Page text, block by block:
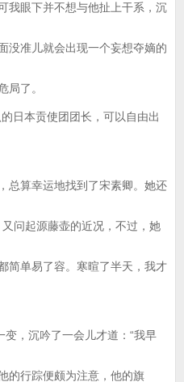
我眼下并不想与他扯上干系，沉
没准儿就会出现一个妄想夺嫡的
局了。
日本贡使团团长，可以自由出
总算幸运地找到了宋素卿。她还
又问起源藤壶的近况，不过，她
简单易了容。寒暄了半天，我才
变，沉吟了一会儿才道：“我早
的行踪便颇为注意，他的旗